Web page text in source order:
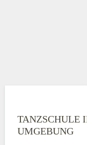
TANZSCHULE
UMGEBUNG